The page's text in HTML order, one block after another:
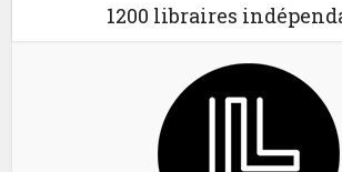
1200 libraires